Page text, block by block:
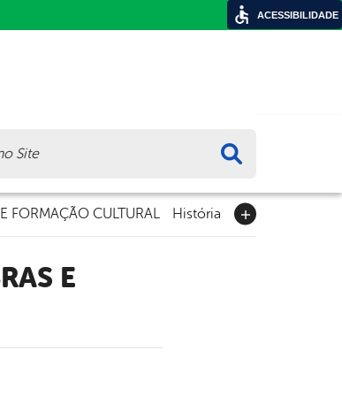
FORMAÇÃO CULTURAL História
ACESSIBILIDADE